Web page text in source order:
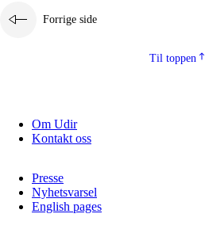
Forrige side
Til toppen
Om Udir
Kontakt oss
Presse
Nyhetsvarsel
English pages